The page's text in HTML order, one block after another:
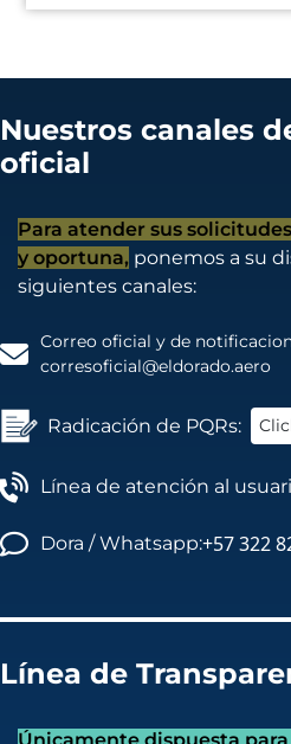
Nuestros canales
oficial
Para atender sus
y oportuna, ponemos a su
siguientes canales:
Correo oficial y de
corresoficial@eldorado.aero
Radicación de PQRs:
Línea de atención al
Dora / Whatsapp:+57 322
Línea de